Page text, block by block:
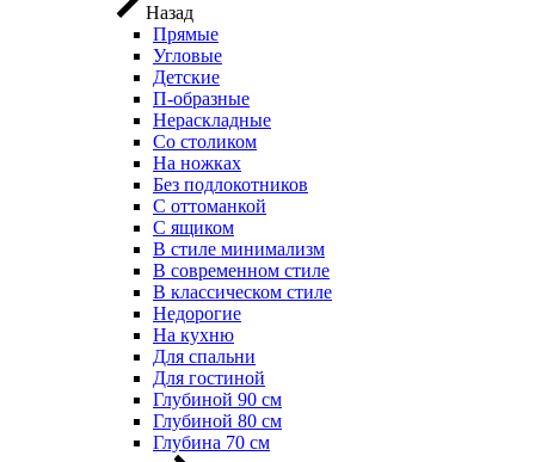
Назад
Прямые
Угловые
Детские
П-образные
Нераскладные
Со столиком
На ножках
Без подлокотников
С оттоманкой
С ящиком
В стиле минимализм
В современном стиле
В классическом стиле
Недорогие
На кухню
Для спальни
Для гостиной
Глубиной 90 см
Глубиной 80 см
Глубина 70 см